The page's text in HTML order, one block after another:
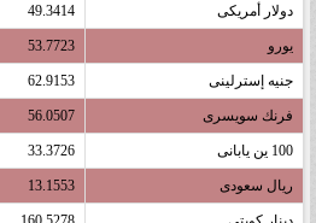
دولار أمريكى 49.3414
يورو 53.7723
جنيه إسترلينى 62.9153
فرنك سويسرى 56.0507
100 ين يابانى 33.3726
ريال سعودى 13.1553